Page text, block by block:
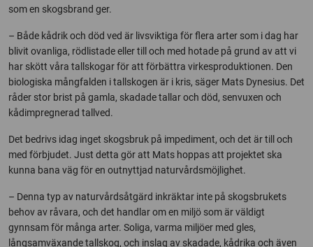
som en skogsbrand ger.
– Både kådrik och död ved är livsviktiga för flera arter som i dag har
blivit ovanliga, rödlistade eller till och med hotade på grund av att vi
har skött våra tallskogar för att förbättra virkesproduktionen. Den
biologiska mångfalden i tallskogen är i kris, säger Mats Dynesius. Det
råder stor brist på gamla, skadade tallar och död, senvuxen och
kådimpregnerad tallved.
Det bedrivs idag inget skogsbruk på impediment, och det är till och
med förbjudet. Just detta gör att Mats hoppas att projektet ska
kunna bana väg för en outnyttjad naturvårdsmöjlighet.
– Denna typ av naturvårdsåtgärd inkräktar inte på skogsbrukets
behov av råvara, och det handlar om en miljö som är väldigt
gynnsam för många arter. Soliga, varma miljöer med gles,
långsamväxande tallskog, och inslag av skadade, kådrika och även